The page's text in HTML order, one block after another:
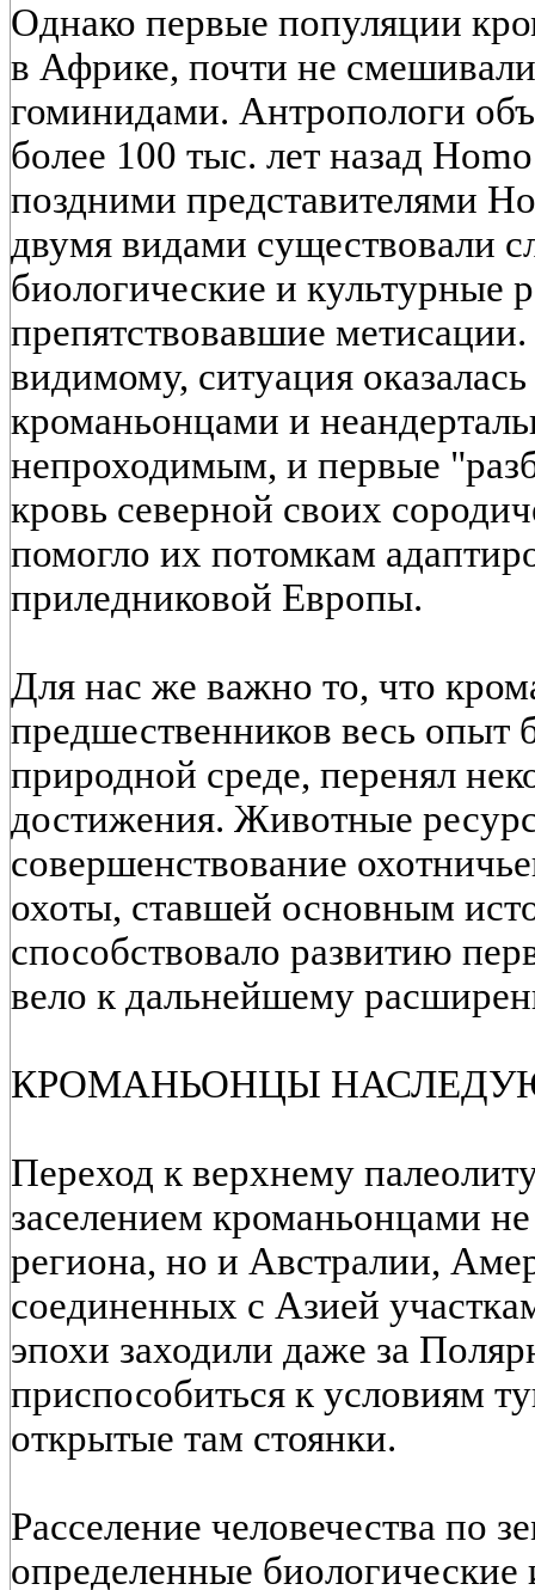
Однако первые популяции
в Африке, почти не
гоминидами. Антропологи
более 100 тыс. лет назад
поздними представителями
двумя видами существовали
биологические и культурные
препятствовавшие
видимому, ситуация
кроманьонцами и
непроходимым, и первые
кровь северной своих
помогло их потомкам
приледниковой Европы.
Для нас же важно то, что
предшественников весь опыт
природной среде, перенял
достижения. Животные
совершенствование
охоты, ставшей основным
способствовало развитию
вело к дальнейшему
КРОМАНЬОНЦЫ
Переход к верхнему
заселением кроманьонцами
региона, но и Австралии,
соединенных с Азией
эпохи заходили даже за
приспособиться к условиям
открытые там стоянки.
Расселение человечества по
определенные биологические